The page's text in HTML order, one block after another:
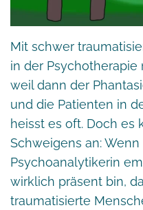
Mit schwer
in der
weil dann der
und die Patienten in
heisst es oft. Doch es
Schweigens an:
Psychoanalytikerin
wirklich präsent bin,
traumatisierte